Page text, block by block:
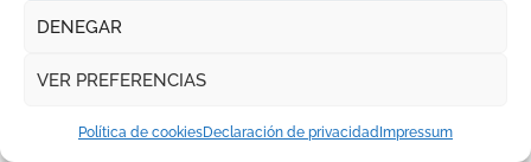
DENEGAR
VER PREFERENCIAS
Política de cookiesDeclaración de privacidad Impressum